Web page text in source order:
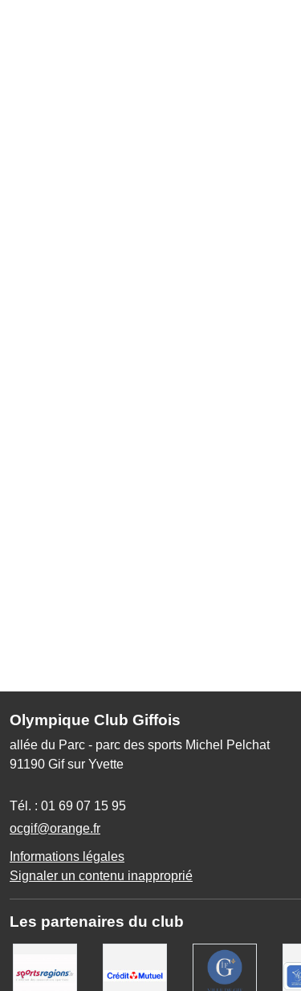
Olympique Club Giffois
allée du Parc - parc des sports Michel Pelchat
91190 Gif sur Yvette
Tél. : 01 69 07 15 95
ocgif@orange.fr
Informations légales
Signaler un contenu inapproprié
Les partenaires du club